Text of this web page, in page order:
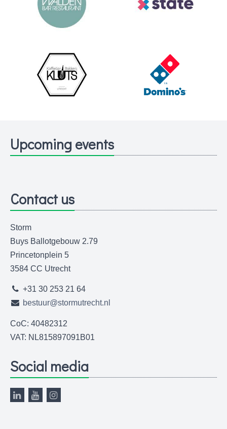
Upcoming events
Contact us
Storm
Buys Ballotgebouw 2.79
Princetonplein 5
3584 CC Utrecht
+31 30 253 21 64
bestuur@stormutrecht.nl
CoC: 40482312
VAT: NL815897091B01
Social media